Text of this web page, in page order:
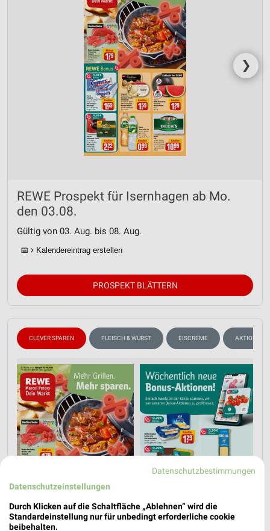
❯
REWE Prospekt für Isernhagen ab Mo.
den 03.08.
Gültig von 03. Aug. bis 08. Aug.
📅 Kalendereintrag erstellen
PROSPEKT BLÄTTERN
CLEVER SPAREN FLEISCH & WURST EISCREME AKTIONEN,
Datenschutzbestimmungen
Datenschutzeinstellungen
Durch Klicken auf die Schaltfläche „Ablehnen“ wird die
Standardeinstellung nur für unbedingt erforderliche cookie
beibehalten.